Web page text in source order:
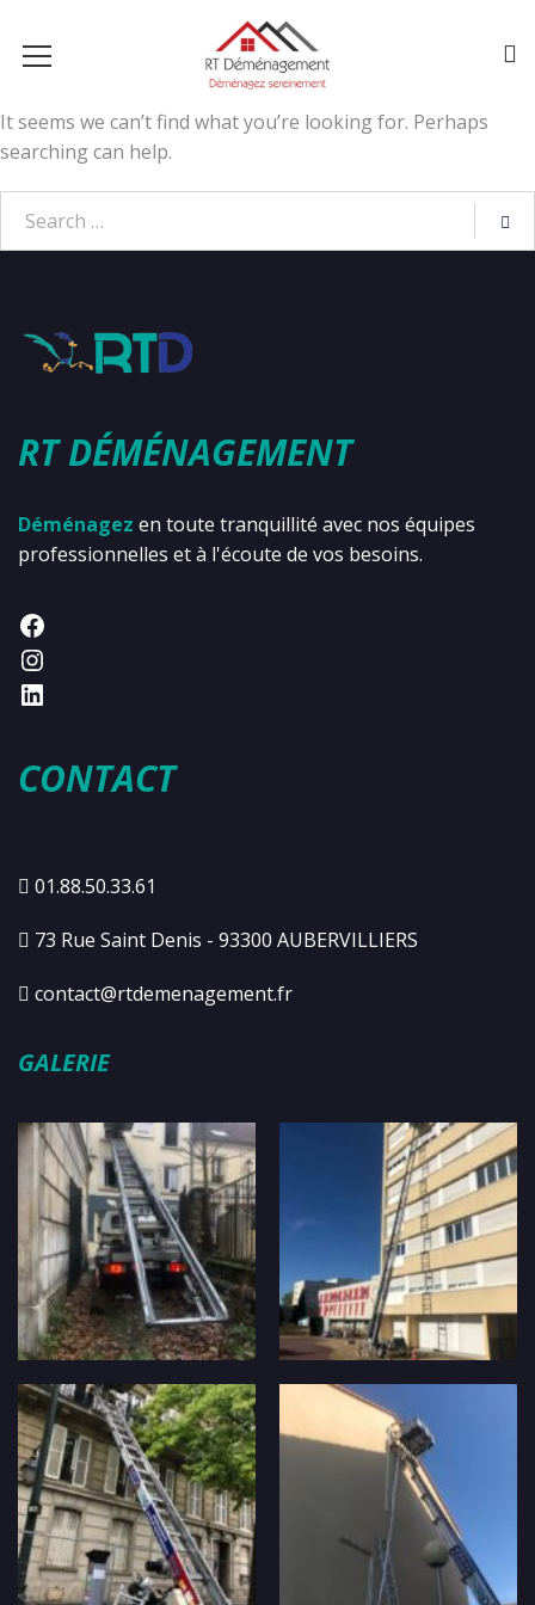
It seems we can’t find what you’re looking for. Perhaps
searching can help.
RT DÉMÉNAGEMENT
Déménagez en toute tranquillité avec nos équipes
professionnelles et à l'écoute de vos besoins.
CONTACT
01.88.50.33.61
73 Rue Saint Denis - 93300 AUBERVILLIERS
contact@rtdemenagement.fr
GALERIE